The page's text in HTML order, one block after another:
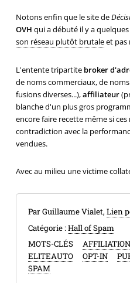
Notons enfin que le site de
OVH qui a débuté il y a
son réseau plutôt brutaleet pas
L'entente tripartite broker
de noms commerciaux, de
fusions diverses...),affiliateur
blanche d'un plus gros
encore faire recette même si
contradiction avec la
vendues.
Avec au milieu une victime
Par Guillaume Vialet, Lien
Catégorie :Hall of Spam
MOTS-CLÉS
AFFILIATION
ELITEAUTO
OPT-IN
SPAM